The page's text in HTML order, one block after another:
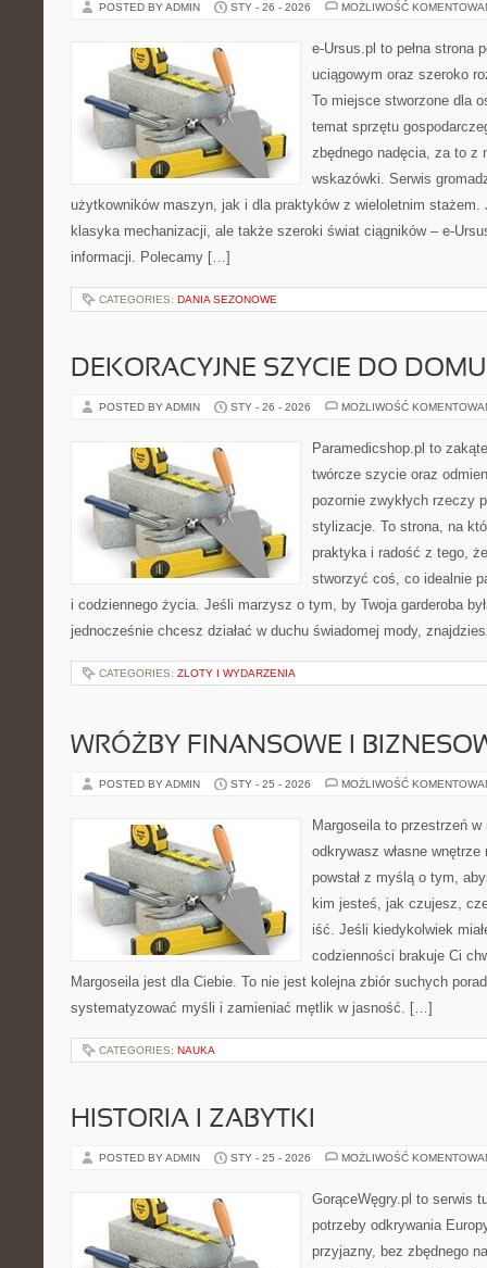
POSTED BY ADMIN STY - 26 - 2026 MOŻLIWOŚĆ
e-Ursus.pl to pełna strona
uciągowym oraz szeroko
To miejsce stworzone dla
temat sprzętu
zbędnego nadęcia, za to z
wskazówki. Serwis
użytkowników maszyn, jak i dla praktyków z wieloletnim stażem.
klasyka mechanizacji, ale także szeroki świat ciągników – e-
informacji. Polecamy […]
CATEGORIES: DANIA SEZONOWE
DEKORACYJNE SZYCIE DO DOMU
POSTED BY ADMIN STY - 26 - 2026 MOŻLIWOŚĆ
Paramedicshop.pl to
twórcze szycie oraz
pozornie zwykłych rzeczy
stylizacje. To strona, na
praktyka i radość z tego,
stworzyć coś, co idealnie
i codziennego życia. Jeśli marzysz o tym, by Twoja garderoba
jednocześnie chcesz działać w duchu świadomej mody,
CATEGORIES: ZLOTY I WYDARZENIA
WRÓŻBY FINANSOWE I
POSTED BY ADMIN STY - 25 - 2026 MOŻLIWOŚĆ
Margoseila to przestrzeń
odkrywasz własne
powstał z myślą o tym,
kim jesteś, jak czujesz,
iść. Jeśli kiedykolwiek
codzienności brakuje Ci
Margoseila jest dla Ciebie. To nie jest kolejna zbiór suchych
systematyzować myśli i zamieniać mętlik w jasność. […]
CATEGORIES: NAUKA
HISTORIA I ZABYTKI
POSTED BY ADMIN STY - 25 - 2026 MOŻLIWOŚĆ
GorąceWęgry.pl to serwis
potrzeby odkrywania
przyjazny, bez zbędnego